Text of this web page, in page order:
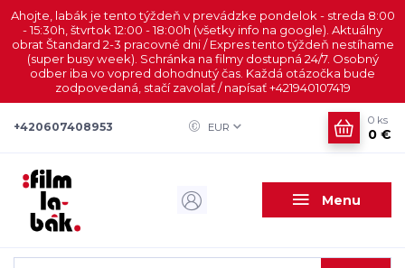
Ahojte, labák je tento týždeň v prevádzke pondelok - streda 8:00
- 15:30h, štvrtok 12:00 - 18:00h (všetky info na google). Aktuálny
obrat Štandard 2-3 pracovné dni / Expres tento týždeň nestíhame
(super busy week). Schránka na filmy dostupná 24/7. Osobný
odber iba vo vopred dohodnutý čas. Každá otázočka bude
zodpovedaná, stačí zavolať / napísať +421940107419
Menu
EUR
+420607408953
0 ks
0 €